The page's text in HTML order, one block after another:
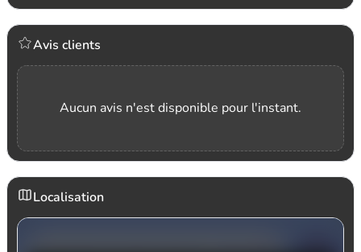
Avis clients
Aucun avis n'est disponible pour l'instant.
Localisation